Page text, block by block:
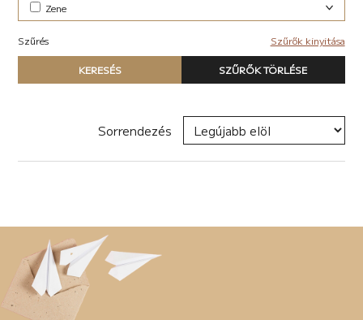
Zene
Szűrés
Szűrők kinyitása
Típus
Nyomtatott könyv
Sorozat
KERESÉS SZŰRŐK TÖRLÉSE
Sorrendezés